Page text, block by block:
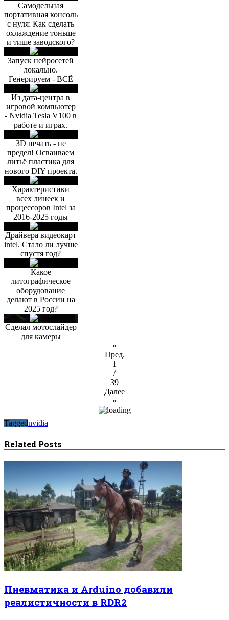
Самодельная
портативная консоль
с нуля: Как сделать
охлаждение тоньше
и тише заводского?
Запуск нейросетей
локально.
Генерируем - ВСЁ
Из дата-центра в
игровой компьютер
- Nvidia Tesla V100 в
работе и играх.
3D печать - не
предел! Осваиваем
литьё пластика для
нового DIY проекта.
Характеристики
всех линеек и
процессоров Intel за
2016-2025 годы
Драйвера видеокарт
intel. Стало ли лучше
спустя год?
Какое
литографическое
оборудование
делают в России на
2025 год?
Сделал мотослайдер
для камеры
«
Пред.
1
/
39
Далее
»
Taggednvidia
Related Posts
Пневматика и Arduino добавили
реалистичности в RDR2